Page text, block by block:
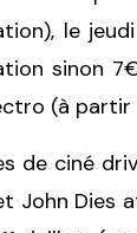
le
sinon
(à partir
de ciné
John Dies